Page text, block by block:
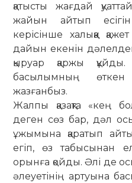
қатысты жағдай
жайын айтып есігін
керісінше халыққа
дайын екенін
қыруар қаржы
басылымның өткен
жазғанбыз.
Жалпы қазақта «кең
деген сөз бар, дәл
ұжымына қаратып
егіп, өз табысынан
орын­ға қойды. Әлі де
әлеуетінің ар­туына